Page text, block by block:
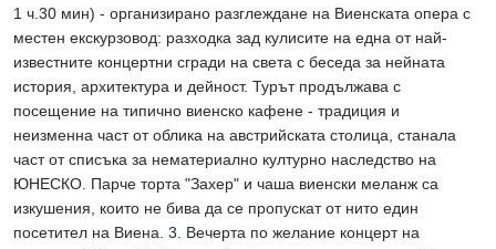
1 ч.30 мин) - организирано разглеждане на Виенската опера с
местен екскурзовод: разходка зад кулисите на една от най-
известните концертни сгради на света с беседа за нейната
история, архитектура и дейност. Турът продължава с
посещение на типично виенско кафене - традиция и
неизменна част от облика на австрийската столица, станала
част от списъка за нематериално културно наследство на
ЮНЕСКО. Парче торта "Захер" и чаша виенски меланж са
изкушения, които не бива да се пропускат от нито един
посетител на Виена. 3. Вечерта по желание концерт на